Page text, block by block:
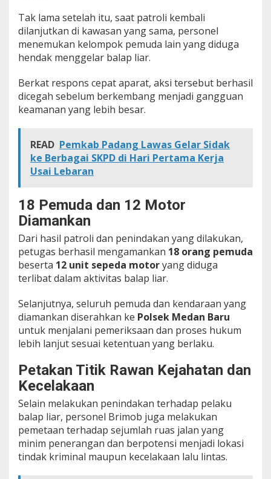
Tak lama setelah itu, saat patroli kembali
dilanjutkan di kawasan yang sama, personel
menemukan kelompok pemuda lain yang diduga
hendak menggelar balap liar.
Berkat respons cepat aparat, aksi tersebut berhasil
dicegah sebelum berkembang menjadi gangguan
keamanan yang lebih besar.
READ Pemkab Padang Lawas Gelar Sidak
ke Berbagai SKPD di Hari Pertama Kerja
Usai Lebaran
18 Pemuda dan 12 Motor
Diamankan
Dari hasil patroli dan penindakan yang dilakukan,
petugas berhasil mengamankan 18 orang pemuda
beserta 12 unit sepeda motoryang diduga
terlibat dalam aktivitas balap liar.
Selanjutnya, seluruh pemuda dan kendaraan yang
diamankan diserahkan ke Polsek Medan Baru
untuk menjalani pemeriksaan dan proses hukum
lebih lanjut sesuai ketentuan yang berlaku.
Petakan Titik Rawan Kejahatan dan
Kecelakaan
Selain melakukan penindakan terhadap pelaku
balap liar, personel Brimob juga melakukan
pemetaan terhadap sejumlah ruas jalan yang
minim penerangan dan berpotensi menjadi lokasi
tindak kriminal maupun kecelakaan lalu lintas.